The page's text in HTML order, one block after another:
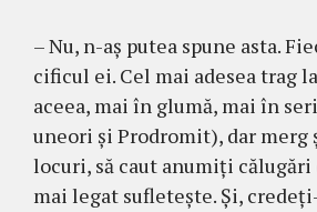
– Nu, n-aş putea spune asta.
cificul ei. Cel mai adesea trag
aceea, mai în glumă, mai în
une­ori şi Prodromit), dar
locuri, să caut anumiţi călu­gări
mai legat sufleteşte. Şi,